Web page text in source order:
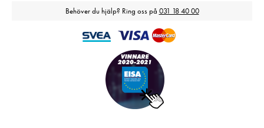
Behöver du hjälp? Ring oss på 031 18 40 00